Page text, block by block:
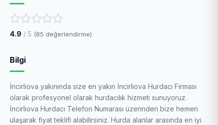
4.9 / 5 (85 değerlendirme)
Bilgi
İncirliova yakınında size en yakın İncirliova Hurdacı Firması
olarak profesyonel olarak hurdacılık hizmeti sunuyoruz.
İncirliova Hurdacı Telefon Numarası üzerinden bize hemen
ulaşarak fiyat teklifi alabilirsiniz. Hurda alanlar arasında en iyi